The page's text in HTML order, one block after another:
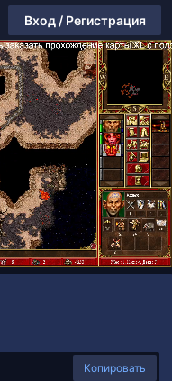
Вход / Регистрация
Копировать